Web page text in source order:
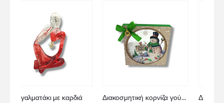
Διακοσμητική κορνίζα γούρι χιονάνθρωπος Δώρο για δασκάλα πλακέτα από υγρό γυαλί